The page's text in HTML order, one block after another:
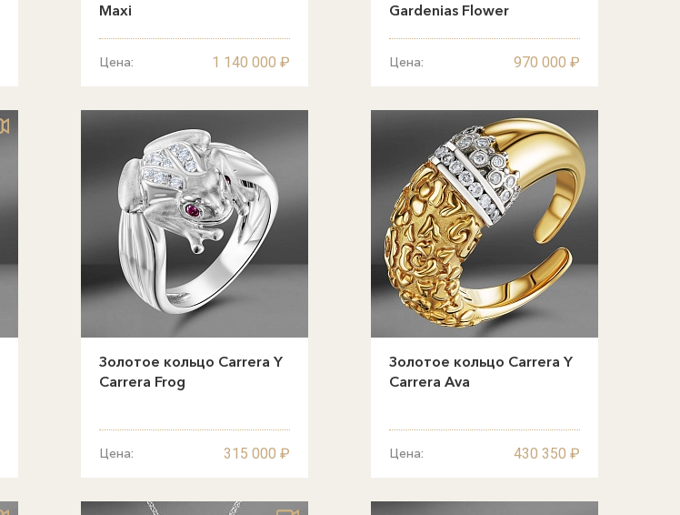
Maxi
Цена: 1 140 000 ₽
Gardenias Flower
Цена: 970 000 ₽
Золотое кольцо Carrera Y
Carrera Frog
Цена: 315 000 ₽
Золотое кольцо Carrera Y
Carrera Ava
Цена: 430 350 ₽